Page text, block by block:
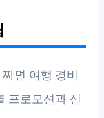
면 여행 경비
프로모션과 신